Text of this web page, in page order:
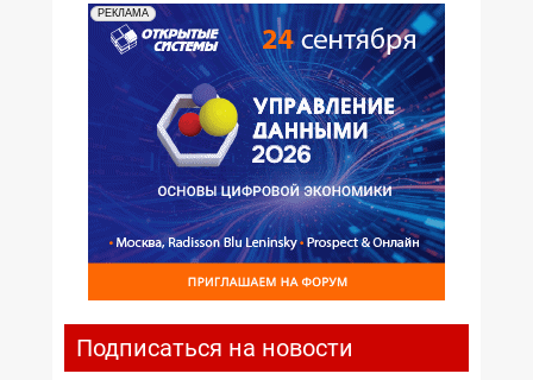
РЕКЛАМА
Подписаться на новости